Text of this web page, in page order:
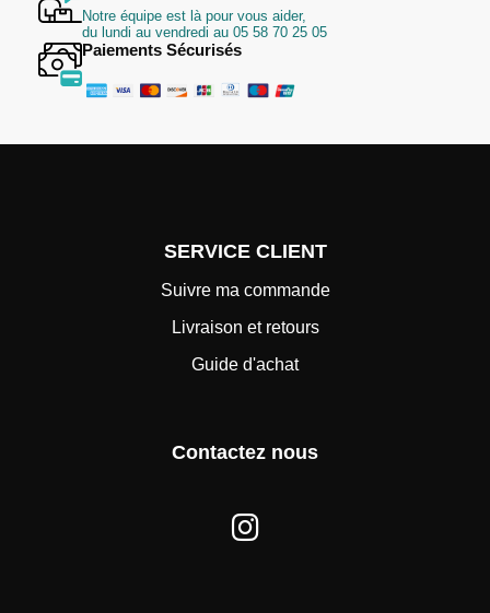
Notre équipe est là pour vous aider,
du lundi au vendredi au 05 58 70 25 05
Paiements Sécurisés
SERVICE CLIENT
Suivre ma commande
Livraison et retours
Guide d'achat
Contactez nous